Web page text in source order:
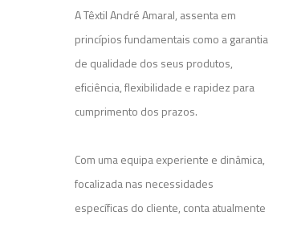
A Têxtil André Amaral, assenta em
princípios fundamentais como a garantia
de qualidade dos seus produtos,
eficiência, flexibilidade e rapidez para
cumprimento dos prazos.
Com uma equipa experiente e dinâmica,
focalizada nas necessidades
específicas do cliente, conta atualmente